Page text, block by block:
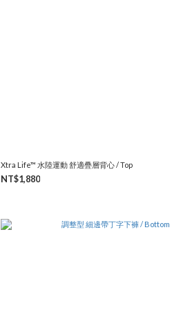
Xtra Life™ 水陸運動 舒適疊層背心 / Top
NT$1,880